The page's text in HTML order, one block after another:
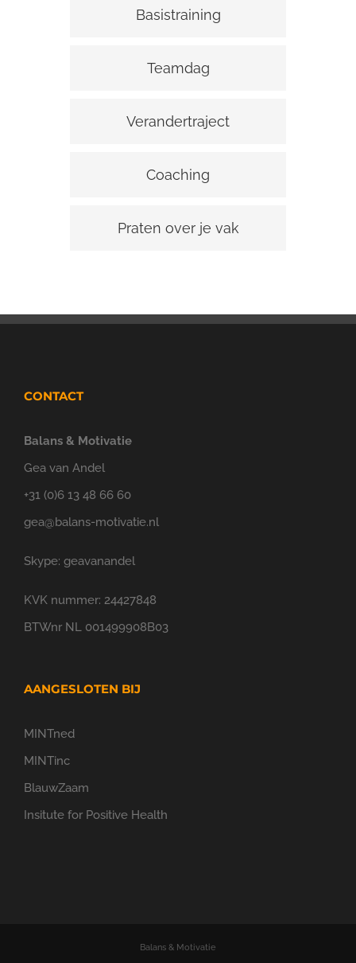
Basistraining
Teamdag
Verandertraject
Coaching
Praten over je vak
CONTACT
Balans & Motivatie
Gea van Andel
+31 (0)6 13 48 66 60
gea@balans-motivatie.nl
Skype: geavanandel
KVK nummer: 24427848
BTWnr NL 001499908B03
AANGESLOTEN BIJ
MINTned
MINTinc
BlauwZaam
Insitute for Positive Health
Balans & Motivatie